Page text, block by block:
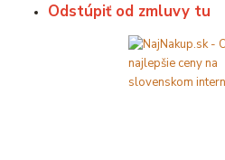
Odstúpiť od zmluvy tu